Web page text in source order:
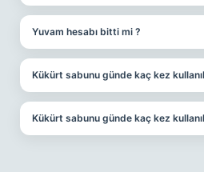
Yuvam hesabı bitti mi ?
Kükürt sabunu günde kaç kez
Kükürt sabunu günde kaç kez